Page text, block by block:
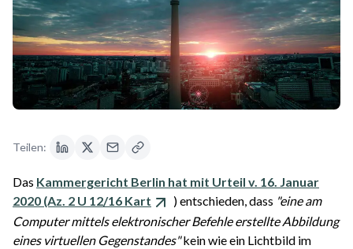
Teilen:
Das Kammergericht Berlin hat mit Urteil v. 16. Januar
2020 (Az. 2 U 12/16 Kart
) entschieden, dass "eine am
Computer mittels elektronischer Befehle erstellte Abbildung
eines virtuellen Gegenstandes"kein wie ein Lichtbild im